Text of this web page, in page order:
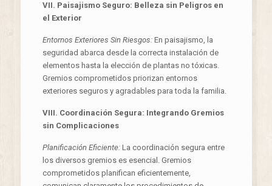
VII. Paisajismo Seguro: Belleza sin Peligros en
el Exterior
Entornos Exteriores Sin Riesgos:En paisajismo, la
seguridad abarca desde la correcta instalación de
elementos hasta la elección de plantas no tóxicas.
Gremios comprometidos priorizan entornos
exteriores seguros y agradables para toda la familia.
VIII. Coordinación Segura: Integrando Gremios
sin Complicaciones
Planificación Eficiente:La coordinación segura entre
los diversos gremios es esencial. Gremios
comprometidos planifican eficientemente,